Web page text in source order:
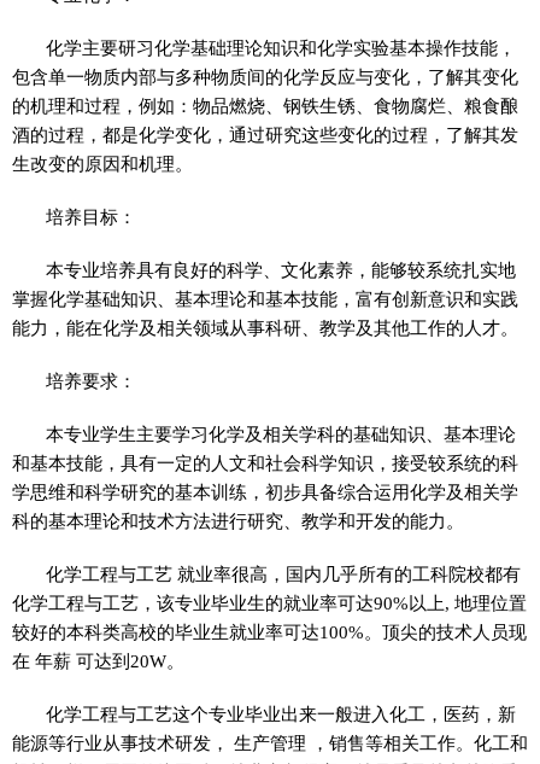
化学主要研习化学基础理论知识和化学实验基本操作技能，
包含单一物质内部与多种物质间的化学反应与变化，了解其变化
的机理和过程，例如：物品燃烧、钢铁生锈、食物腐烂、粮食酿
酒的过程，都是化学变化，通过研究这些变化的过程，了解其发
生改变的原因和机理。
培养目标：
本专业培养具有良好的科学、文化素养，能够较系统扎实地
掌握化学基础知识、基本理论和基本技能，富有创新意识和实践
能力，能在化学及相关领域从事科研、教学及其他工作的人才。
培养要求：
本专业学生主要学习化学及相关学科的基础知识、基本理论
和基本技能，具有一定的人文和社会科学知识，接受较系统的科
学思维和科学研究的基本训练，初步具备综合运用化学及相关学
科的基本理论和技术方法进行研究、教学和开发的能力。
化学工程与工艺 就业率很高，国内几乎所有的工科院校都有
化学工程与工艺，该专业毕业生的就业率可达90%以上, 地理位置
较好的本科类高校的毕业生就业率可达100%。顶尖的技术人员现
在 年薪 可达到20W。
化学工程与工艺这个专业毕业出来一般进入化工，医药，新
能源等行业从事技术研发， 生产管理 ，销售等相关工作。化工和